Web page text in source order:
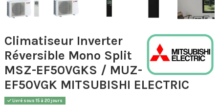
Climatiseur Inverter
Réversible Mono Split
MSZ-EF50VGKS / MUZ-
EF50VGK MITSUBISHI ELECTRIC
Livré sous 15 à 20 jours